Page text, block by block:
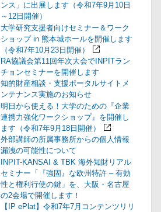
ンス」に出展します（令和7年9月10日
～12日開催）
大学研究支援者向けセミナー＆ワーク
ショップ in 熊本城ホールを開催します
（令和7年10月23日開催）
RA協議会第11回年次大会でINPITラン
チョンセミナーを開催します
知的財産相談・支援ポータルサイトメ
ンテナンス実施のお知らせ
明日から使える！大学のための『企業
連携力強化ワークショップ』を開催し
ます（令和7年9月18日開催）
外部講師の所属事務所からの個人情報
漏洩の可能性について
INPIT-KANSAI & TBK 海外知財リアル
セミナー「『強固』な欧州特許 – 有効
性と権利行使の鍵」を、大阪・名古屋
の2会場で開催します！
【IP ePlat】令和7年7月コンテンツリリ